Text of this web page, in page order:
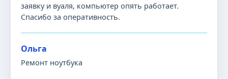
заявку и вуаля, компьютер опять работает.
Спасибо за оперативность.
Ольга
Ремонт ноутбука